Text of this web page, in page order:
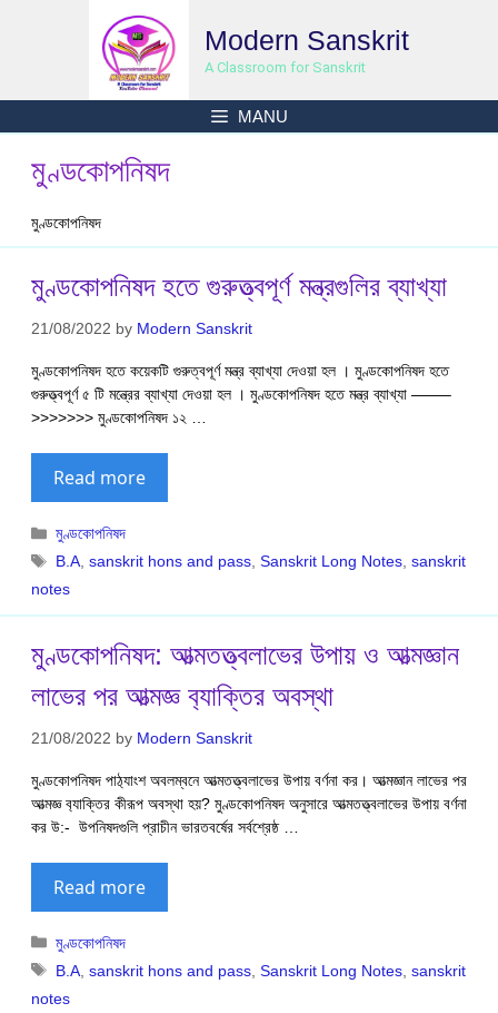
Modern Sanskrit
A Classroom for Sanskrit
MANU
মুণ্ডকোপনিষদ
মুণ্ডকোপনিষদ
মুণ্ডকোপনিষদ হতে গুরুত্ত্বপূর্ণ মন্ত্রগুলির ব্যাখ্যা
21/08/2022 by Modern Sanskrit
মুণ্ডকোপনিষদ হতে কয়েকটি গুরুত্বপূর্ণ মন্ত্র ব্যাখ্যা দেওয়া হল । মুণ্ডকোপনিষদ হতে
গুরুত্ত্বপূর্ণ ৫ টি মন্ত্রের ব্যাখ্যা দেওয়া হল । মুণ্ডকোপনিষদ হতে মন্ত্র ব্যাখ্যা ——–
>>>>>>> মুণ্ডকোপনিষদ ১২ …
Read more
Categories
মুণ্ডকোপনিষদ
Tags
B.A ,sanskrit hons and pass ,Sanskrit Long Notes ,sanskrit
notes
মুণ্ডকোপনিষদ: আত্মতত্ত্বলাভের উপায় ও আত্মজ্ঞান
লাভের পর আত্মজ্ঞ ব‍্যাক্তির অবস্থা
21/08/2022 by Modern Sanskrit
মুণ্ডকোপনিষদ পাঠ‍্যাংশ অবলম্বনে আত্মতত্ত্বলাভের উপায় বর্ণনা কর। আত্মজ্ঞান লাভের পর
আত্মজ্ঞ ব‍্যাক্তির কীরূপ অবস্থা হয়? মুণ্ডকোপনিষদ অনুসারে আত্মতত্ত্বলাভের উপায় বর্ণনা
কর উ:- উপনিষদগুলি প্রাচীন ভারতবর্ষের সর্বশ্রেষ্ঠ …
Read more
Categories
মুণ্ডকোপনিষদ
Tags
B.A ,sanskrit hons and pass ,Sanskrit Long Notes ,sanskrit
notes